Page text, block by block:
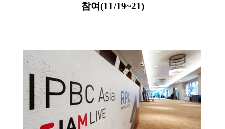
참여(11/19~21)